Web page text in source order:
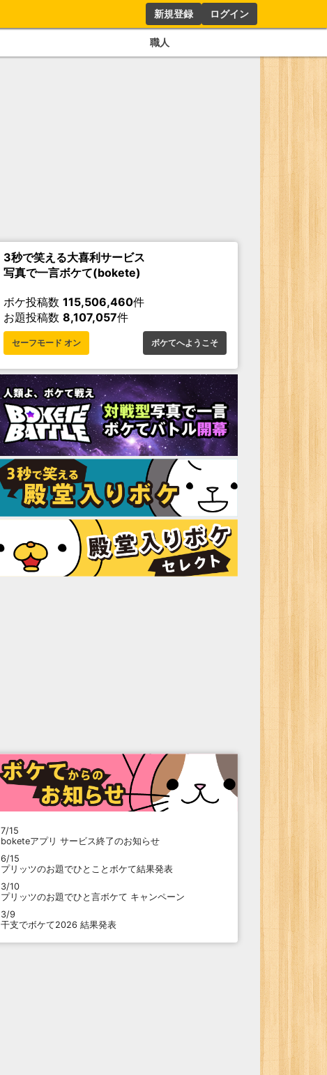
新規登録 ログイン
職人
3秒で笑える大喜利サービス
写真で一言ボケて(bokete)
ボケ投稿数 115,506,460件
お題投稿数 8,107,057件
セーフモード オン ボケてへようこそ
7/15
boketeアプリ サービス終了のお知らせ
6/15
プリッツのお題でひとことボケて結果発表
3/10
プリッツのお題でひと言ボケて キャンペーン
3/9
干支でボケて2026 結果発表